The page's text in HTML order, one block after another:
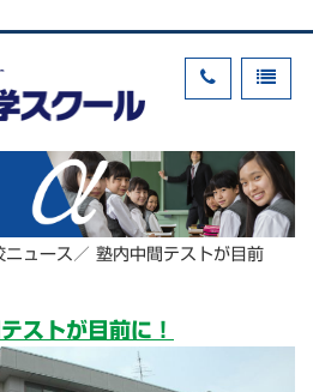
ニュース ／ 塾内中間テストが目前
ストが目前に！